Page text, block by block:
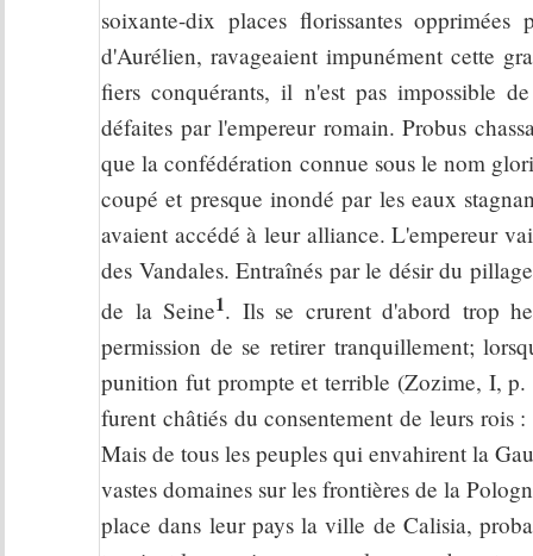
soixante-dix places florissantes
d'Aurélien, ravageaient impunément cette
fiers conquérants, il n'est pas impossible
défaites par l'empereur romain. Probus
que la confédération connue sous le nom
coupé et presque inondé par les eaux
avaient accédé à leur alliance. L'empereur
des Vandales. Entraînés par le désir du
de la Seine1. Ils se crurent d'abord trop
permission de se retirer tranquillement;
punition fut prompte et terrible (Zozime, I, p.
furent châtiés du consentement de leurs
Mais de tous les peuples qui envahirent la
vastes domaines sur les frontières de la
place dans leur pays la ville de Calisia,